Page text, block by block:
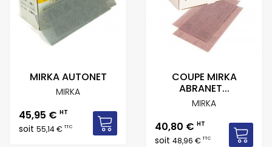
MIRKA AUTONET
MIRKA
Prix
45,95 € HT
soit 55,14 €TTC
COUPE MIRKA
ABRANET...
MIRKA
Prix
40,80 € HT
soit 48,96 €TTC